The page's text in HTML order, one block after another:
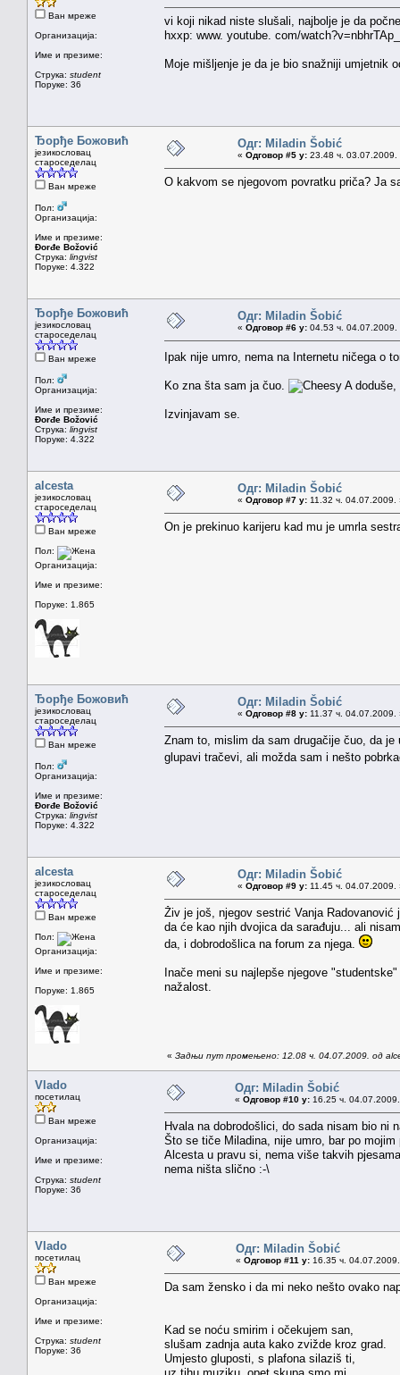
Ван мреже
Организација:
Име и презиме:
Струка: student
Поруке: 36
vi koji nikad niste slušali, najbolje je da
hxxp: www. youtube. com/
Moje mišljenje je da je bio snažniji umjetnik
Ђорђе Божовић
језикословац
староседелац
Ван мреже
Пол:
Организација:
Име и презиме:
Đorđe Božović
Струка: lingvist
Поруке: 4.322
Одг: Miladin Šobić
« Одговор #5 у: 23.48 ч. 03.07.2009.
O kakvom se njegovom povratku priča? Ja
Ђорђе Божовић
језикословац
староседелац
Ван мреже
Пол:
Организација:
Име и презиме:
Đorđe Božović
Струка: lingvist
Поруке: 4.322
Одг: Miladin Šobić
« Одговор #6 у: 04.53 ч. 04.07.2009.
Ipak nije umro, nema na Internetu ničega o
Ko zna šta sam ja čuo. A
Izvinjavam se.
alcesta
језикословац
староседелац
Ван мреже
Пол:
Организација:
Име и презиме:
Поруке: 1.865
Одг: Miladin Šobić
« Одговор #7 у: 11.32 ч. 04.07.2009.
On je prekinuo karijeru kad mu je umrla
Ђорђе Божовић
језикословац
староседелац
Ван мреже
Пол:
Организација:
Име и презиме:
Đorđe Božović
Струка: lingvist
Поруке: 4.322
Одг: Miladin Šobić
« Одговор #8 у: 11.37 ч. 04.07.2009.
Znam to, mislim da sam drugačije čuo, da
glupavi tračevi, ali možda sam i nešto
alcesta
језикословац
староседелац
Ван мреже
Пол:
Организација:
Име и презиме:
Поруке: 1.865
Одг: Miladin Šobić
« Одговор #9 у: 11.45 ч. 04.07.2009.
Živ je još, njegov sestrić Vanja
da će kao njih dvojica da sarađuju... ali
da, i dobrodošlica na forum za njega.
Inače meni su najlepše njegove
nažalost.
« Задњи пут промењено: 12.08 ч. 04.07.2009. од
Vlado
посетилац
Ван мреже
Организација:
Име и презиме:
Струка: student
Поруке: 36
Одг: Miladin Šobić
« Одговор #10 у: 16.25 ч.
Hvala na dobrodošlici, do sada nisam bio ni
Što se tiče Miladina, nije umro, bar po
Alcesta u pravu si, nema više takvih
nema ništa slično :-\
Vlado
посетилац
Ван мреже
Организација:
Име и презиме:
Струка: student
Поруке: 36
Одг: Miladin Šobić
« Одговор #11 у: 16.35 ч.
Da sam žensko i da mi neko nešto ovako
Kad se noću smirim i očekujem san,
slušam zadnja auta kako zvižde kroz grad.
Umjesto gluposti, s plafona silaziš ti,